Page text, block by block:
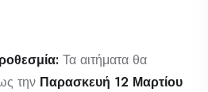
Τα αιτήματα θα
την Παρασκευή 12 Μαρτίου